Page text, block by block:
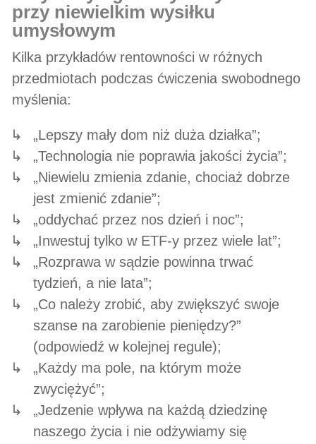
przy niewielkim wysiłku
umysłowym
Kilka przykładów rentowności w różnych
przedmiotach podczas ćwiczenia swobodnego
myślenia:
„Lepszy mały dom niż duża działka”;
„Technologia nie poprawia jakości życia”;
„Niewielu zmienia zdanie, chociaż dobrze
jest zmienić zdanie”;
„oddychać przez nos dzień i noc”;
„Inwestuj tylko w ETF-y przez wiele lat”;
„Rozprawa w sądzie powinna trwać
tydzień, a nie lata”;
„Co należy zrobić, aby zwiększyć swoje
szanse na zarobienie pieniędzy?”
(odpowiedź w kolejnej regule);
„Każdy ma pole, na którym może
zwyciężyć”;
„Jedzenie wpływa na każdą dziedzinę
naszego życia i nie odżywiamy się